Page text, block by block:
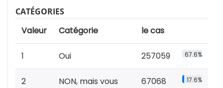
CATÉGORIES
Valeur Catégorie le cas
1 Oui 257059 67.6%
2
NON, mais vous
67068 17.6%